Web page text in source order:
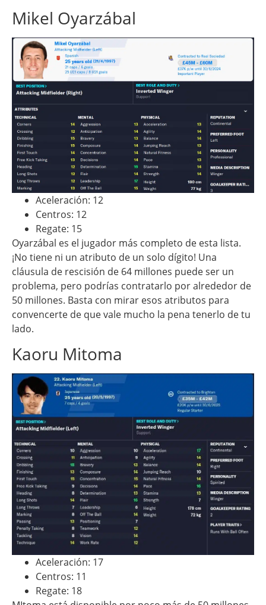
Mikel Oyarzábal
Aceleración: 12
Centros: 12
Regate: 15
Oyarzábal es el jugador más completo de esta lista.
¡No tiene ni un atributo de un solo dígito! Una
cláusula de rescisión de 64 millones puede ser un
problema, pero podrías contratarlo por alrededor de
50 millones. Basta con mirar esos atributos para
convencerte de que vale mucho la pena tenerlo de tu
lado.
Kaoru Mitoma
Aceleración: 17
Centros: 11
Regate: 18